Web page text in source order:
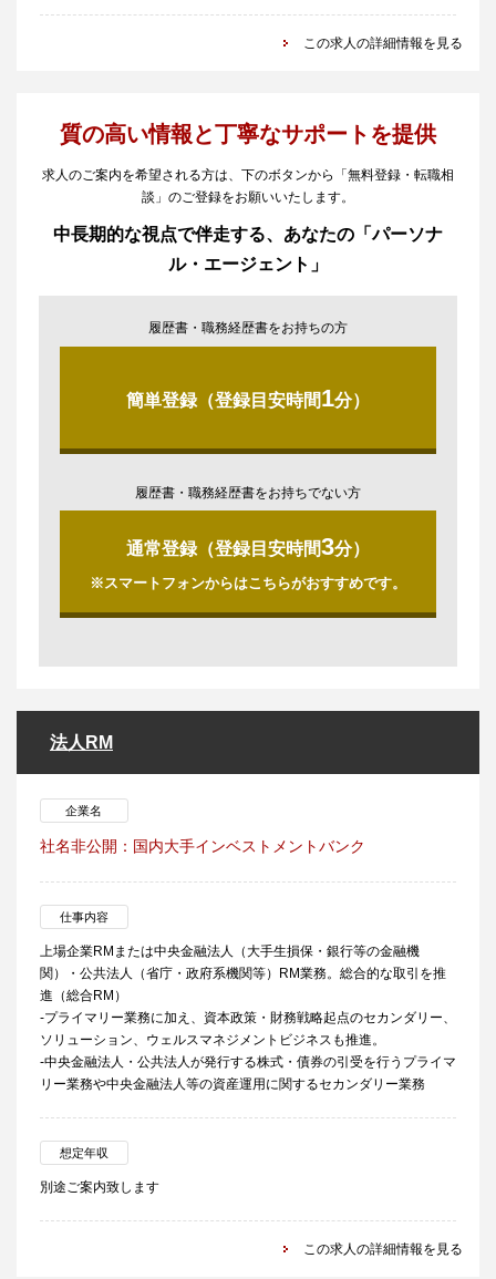
この求人の詳細情報を見る
質の高い情報と丁寧なサポートを提供
求人のご案内を希望される方は、下のボタンから「無料登録・転職相
談」のご登録をお願いいたします。
中長期的な視点で伴走する、あなたの「パーソナ
ル・エージェント」
履歴書・職務経歴書をお持ちの方
簡単登録（登録目安時間1分）
履歴書・職務経歴書をお持ちでない方
通常登録（登録目安時間3分）
※スマートフォンからはこちらがおすすめです。
法人RM
企業名
社名非公開：国内大手インベストメントバンク
仕事内容
上場企業RMまたは中央金融法人（大手生損保・銀行等の金融機
関）・公共法人（省庁・政府系機関等）RM業務。総合的な取引を推
進（総合RM）
-プライマリー業務に加え、資本政策・財務戦略起点のセカンダリー、
ソリューション、ウェルスマネジメントビジネスも推進。
-中央金融法人・公共法人が発行する株式・債券の引受を行うプライマ
リー業務や中央金融法人等の資産運用に関するセカンダリー業務
想定年収
別途ご案内致します
この求人の詳細情報を見る